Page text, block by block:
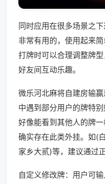
同时应用在很多场景之
非常有用的，使用起来
打牌时可以合理调整牌
好友间互动乐趣。
微乐河北麻将自建房输
中遇到部分用户的牌特
好像能看到其他人的牌
确实存在此类外挂。如(
家乡大贰)等，建议通过
自定义修改牌：用户可